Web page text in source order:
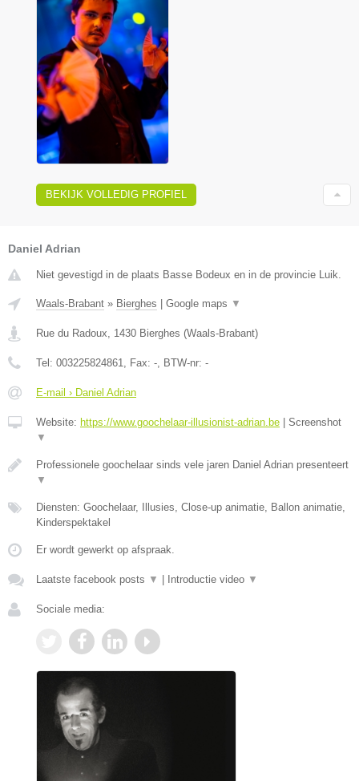
BEKIJK VOLLEDIG PROFIEL
Daniel Adrian
Niet gevestigd in de plaats Basse Bodeux en in de provincie Luik.
Waals-Brabant » Bierghes | Google maps ▼
Rue du Radoux 1430 Bierghes (Waals-Brabant)
Tel: 003225824861 , Fax: - , BTW-nr: -
E-mail › Daniel Adrian
Website: https://www.goochelaar-illusionist-adrian.be | Screenshot
▼
Professionele goochelaar sinds vele jaren Daniel Adrian presenteert
▼
Diensten: Goochelaar, Illusies, Close-up animatie, Ballon animatie,
Kinderspektakel
Er wordt gewerkt op afspraak.
Laatste facebook posts ▼ | Introductie video ▼
Sociale media: